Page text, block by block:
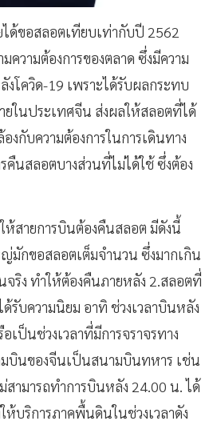
ด้ขอสลอตเทียบเท่ากับปี 2562
วามต้องการของตลาด ซึ่งมีความ
งโควิด-19 เพราะได้รับผลกระทบ
ยในประเทศจีน ส่งผลให้สลอตที่ได้
งกับความต้องการในการเดินทาง
คืนสลอตบางส่วนที่ไม่ได้ใช้ ซึ่งต้อง
สายการบินต้องคืนสลอต มีดังนี้
มักขอสลอตเต็มจำนวน ซึ่งมากเกิน
จริง ทำให้ต้องคืนภายหลัง 2.สลอตที่
รับความนิยม อาทิ ช่วงเวลาบินหลัง
ป็นช่วงเวลาที่มีการจราจรทาง
มบินของจีนเป็นสนามบินทหาร เช่น
สามารถทำการบินหลัง 24.00 น. ได้
ห้บริการภาคพื้นดินในช่วงเวลาดัง